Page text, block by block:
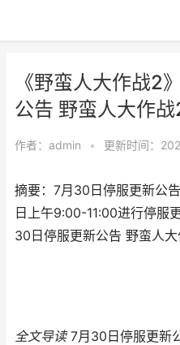
《野蛮人大作战2
公告 野蛮人大作
作者： admin • 更新时间：
摘要：7月30日停服更新公
日上午9:00-11:00进行停服
30日停服更新公告 野蛮人
全文导读7月30日停服更新